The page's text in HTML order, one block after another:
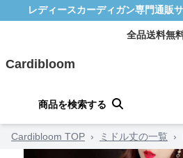
レディースカーディガン専門通販
全品送料無
Cardibloom
商品を検索する
Cardibloom TOP › ミドル丈の一覧 ›